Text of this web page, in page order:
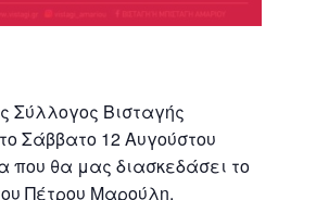
Σύλλογος Βισταγής
Σάββατο 12 Αυγούστου
που θα μας διασκεδάσει το
Πέτρου Μαρούλη.